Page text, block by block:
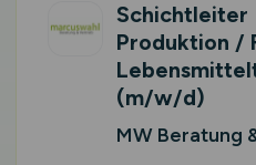
Schichtleiter
Produktion /
(m/w/d)
MW Beratung